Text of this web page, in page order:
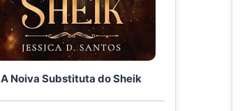
A Noiva Substituta do Sheik